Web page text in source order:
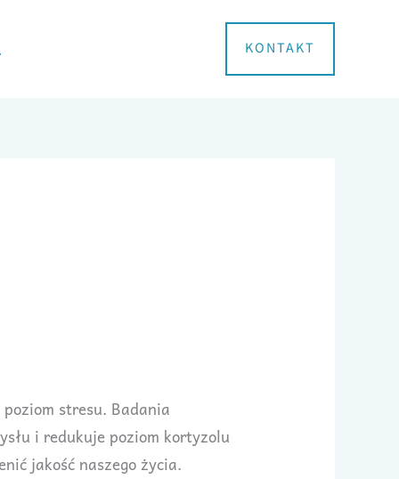
KONTAKT
stresu. Badania
i redukuje poziom kortyzolu
jakość naszego życia.